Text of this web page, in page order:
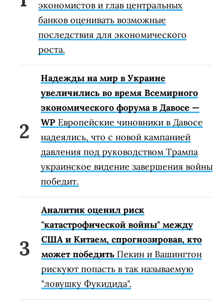
экономистов и глав центральных
банков оценивать возможные
последствия для экономического
роста.
Надежды на мир в Украине
увеличились во время Всемирного
экономического форума в Давосе —
WP Европейские чиновники в Давосе
надеялись, что с новой кампанией
давления под руководством Трампа
украинское видение завершения войны
победит.
Аналитик оценил риск
"катастрофической войны" между
США и Китаем, спрогнозировав, кто
может победить Пекин и Вашингтон
рискуют попасть в так называемую
"ловушку Фукидида".